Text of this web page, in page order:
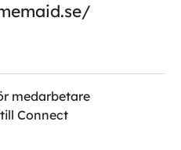
medarbetare
Connect